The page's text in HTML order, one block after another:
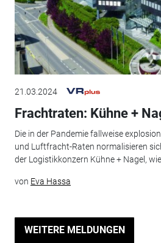
21.03.2024
Frachtraten: Kühne +
Die in der Pandemie fallweise
und Luftfracht-Raten normalisieren
der Logistikkonzern Kühne + Nagel,
von Eva Hassa
WEITERE MELDUNGEN